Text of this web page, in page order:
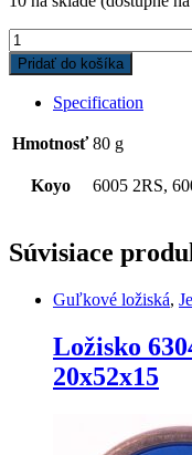
Ložisko
6005
2RSR
ZVL
25x47x12
quantity
Pridať do košíka
Specification
Hmotnosť 80 g
Koyo 6005 2RS,
Súvisiace
Guľkové ložiská,
Ložisko
20x52x15